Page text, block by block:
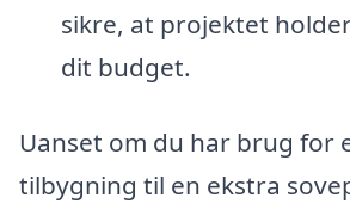
sikre, at projektet
dit budget.
Uanset om du har brug for
tilbygning til en ekstra